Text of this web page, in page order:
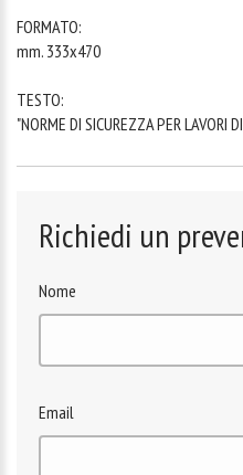
FORMATO:
mm. 333x470
TESTO:
"NORME DI SICUREZZA PER LAVORI
Richiedi un
Nome
Email